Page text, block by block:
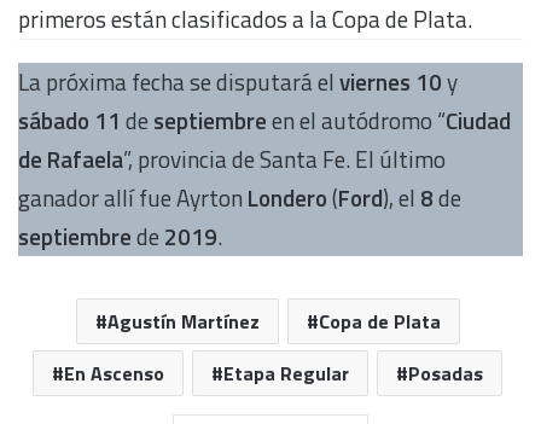
primeros están clasificados a la Copa de Plata.
La próxima fecha se disputará el viernes 10y
sábado 11 de septiembreen el autódromo “Ciudad
de Rafaela”, provincia de Santa Fe. El último
ganador allí fue Ayrton Londero(Ford), el 8de
septiembrede 2019.
Agustín Martínez
Copa de Plata
En Ascenso
Etapa Regular Posadas